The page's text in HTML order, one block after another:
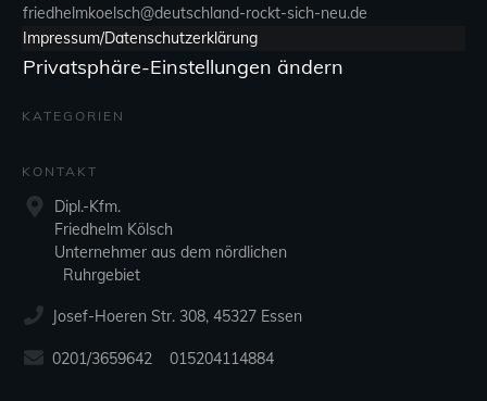
friedhelmkoelsch@deutschland-rockt-sich-neu.de
Impressum/Datenschutzerklärung
Privatsphäre-Einstellungen ändern
KATEGORIEN
KONTAKT
Dipl.-Kfm.
Friedhelm Kölsch
Unternehmer aus dem nördlichen
Ruhrgebiet
Josef-Hoeren Str. 308, 45327 Essen
0201/3659642 015204114884